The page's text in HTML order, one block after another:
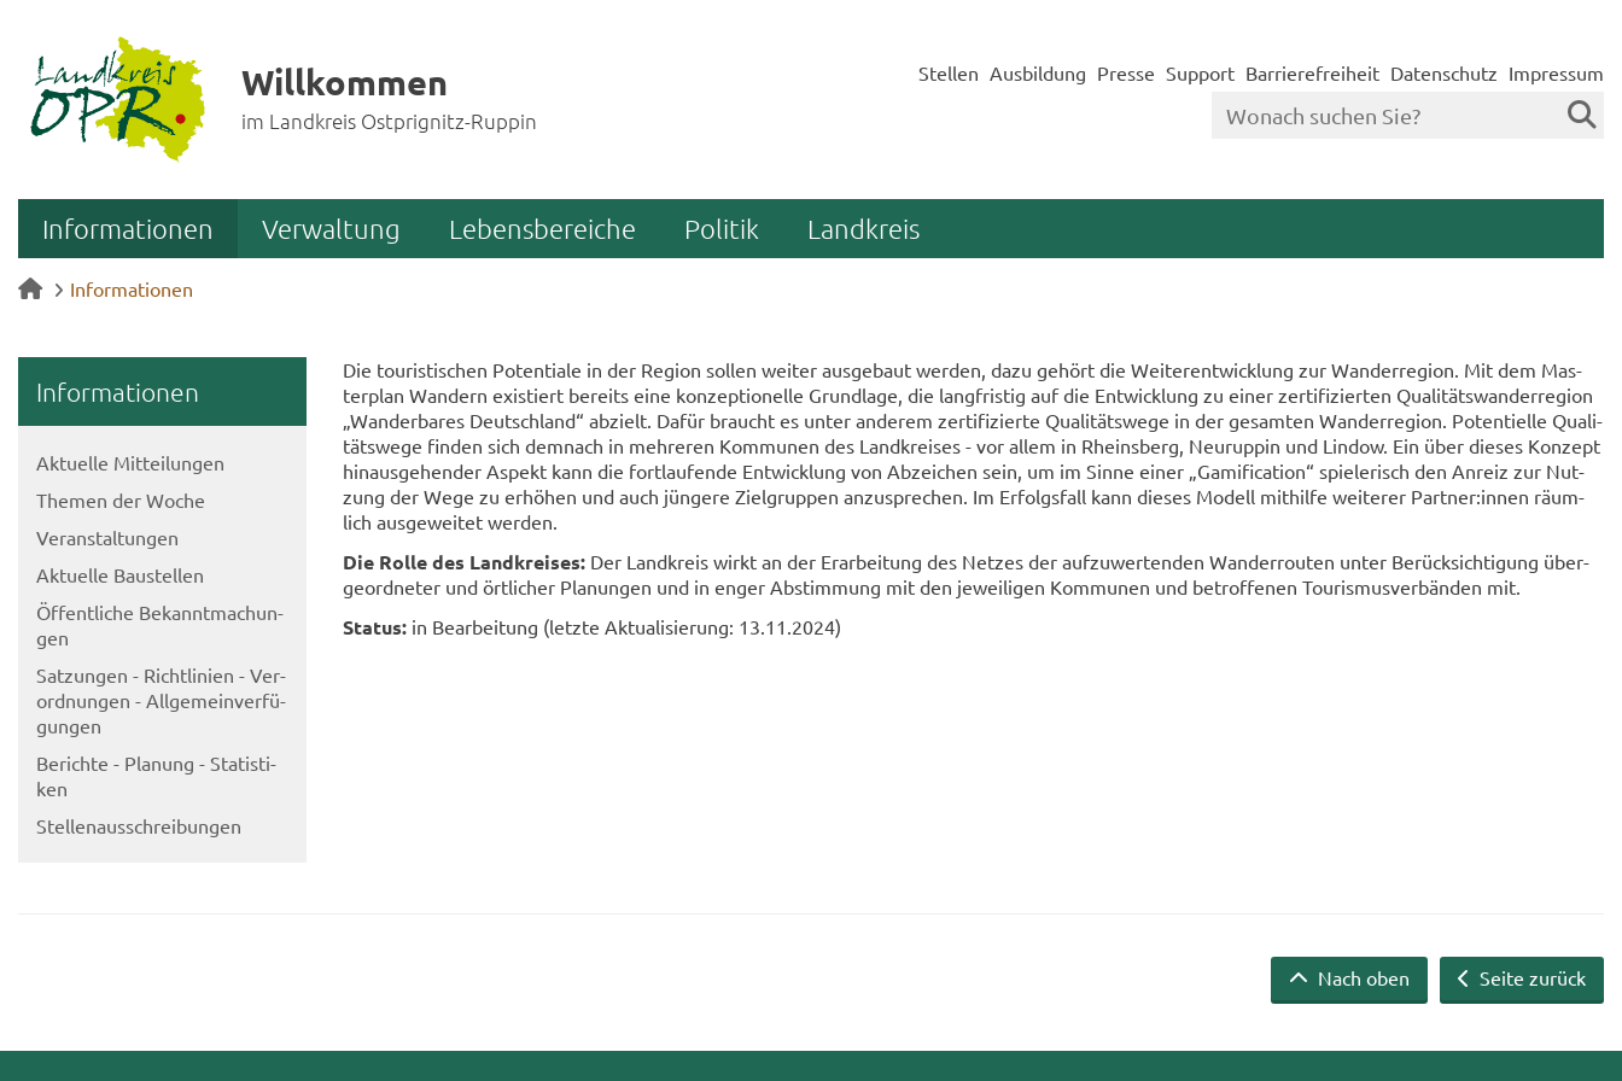
Willkommen
im Landkreis Ostprignitz-Ruppin
Stellen Ausbildung Presse Support Barrierefreiheit Datenschutz Impressum
Informationen Verwaltung Lebensbereiche Politik Landkreis
Informationen
In­for­ma­tio­nen
Ak­tu­el­le Mit­tei­lun­gen
The­men der Woche
Ver­an­stal­tun­gen
Ak­tu­el­le Bau­stel­len
Öf­fent­li­che Be­kannt­ma­chun­
gen
Sat­zun­gen - Richt­li­ni­en - Ver­
ord­nun­gen - All­ge­mein­ver­fü­
gun­gen
Be­rich­te - Pla­nung - Sta­tis­ti­
ken
Stel­len­aus­schrei­bun­gen
Die tou­ris­ti­schen Po­ten­tia­le in der Re­gi­on sol­len wei­ter aus­ge­baut wer­den, dazu ge­hört die Wei­ter­ent­wick­lung zur Wan­der­re­gi­on. Mit dem Mas­
ter­plan Wan­dern exis­tiert be­reits eine kon­zep­tio­nel­le Grund­la­ge, die lang­fris­tig auf die Ent­wick­lung zu einer zer­ti­fi­zier­ten Qua­li­täts­wan­der­re­gi­on
„Wan­der­ba­res Deutsch­land“ ab­zielt. Dafür braucht es unter an­de­rem zer­ti­fi­zier­te Qua­li­täts­we­ge in der ge­sam­ten Wan­der­re­gi­on. Po­ten­ti­el­le Qua­li­
täts­we­ge fin­den sich dem­nach in meh­re­ren Kom­mu­nen des Land­krei­ses - vor allem in Rheins­berg, Neu­rup­pin und Lin­dow. Ein über die­ses Kon­zept
hin­aus­ge­hen­der Aspekt kann die fort­lau­fen­de Ent­wick­lung von Ab­zei­chen sein, um im Sinne einer „Ga­mi­fi­ca­ti­on“ spie­le­risch den An­reiz zur Nut­
zung der Wege zu er­hö­hen und auch jün­ge­re Ziel­grup­pen an­zu­spre­chen. Im Er­folgs­fall kann die­ses Mo­dell mit­hil­fe wei­te­rer Part­ner:innen räum­
lich aus­ge­wei­tet wer­den.
Die Rolle des Land­krei­ses: Der Land­kreis wirkt an der Er­ar­bei­tung des Net­zes der auf­zu­wer­ten­den Wan­der­rou­ten unter Be­rück­sich­ti­gung über­
ge­ord­ne­ter und ört­li­cher Pla­nun­gen und in enger Ab­stim­mung mit den je­wei­li­gen Kom­mu­nen und be­trof­fe­nen Tou­ris­mus­ver­bän­den mit.
Sta­tus:in Be­ar­bei­tung (letz­te Ak­tua­li­sie­rung: 13.11.2024)
Seite zurück
Nach oben